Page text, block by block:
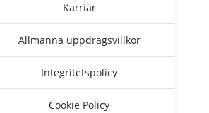
Karriär
Allmänna uppdragsvillkor
Integritetspolicy
Cookie Policy